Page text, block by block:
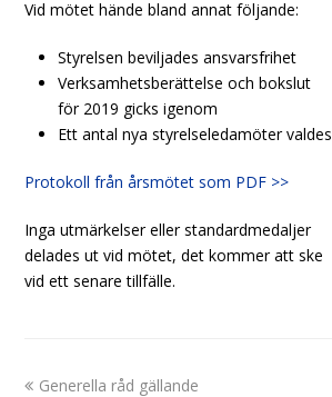
Vid mötet hände bland annat följande:
Styrelsen beviljades ansvarsfrihet
Verksamhetsberättelse och bokslut
för 2019 gicks igenom
Ett antal nya styrelseledamöter valdes
Protokoll från årsmötet som PDF >>
Inga utmärkelser eller standardmedaljer
delades ut vid mötet, det kommer att ske
vid ett senare tillfälle.
previous
Generella råd gällande